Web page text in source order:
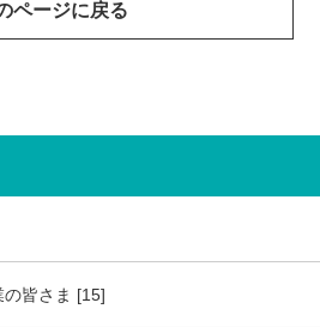
ページに戻る
皆さま [15]